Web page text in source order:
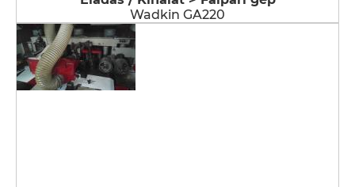
Wadkin GA220